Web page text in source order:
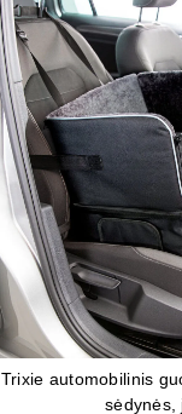
Trixie automobilinis
sėdynės,